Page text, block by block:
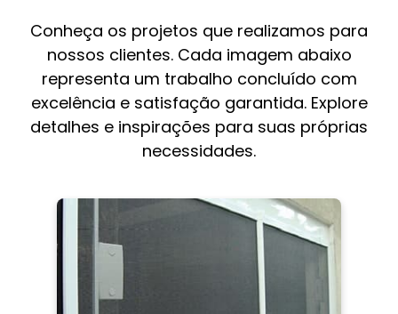
Conheça os projetos que realizamos para
nossos clientes. Cada imagem abaixo
representa um trabalho concluído com
excelência e satisfação garantida. Explore
detalhes e inspirações para suas próprias
necessidades.